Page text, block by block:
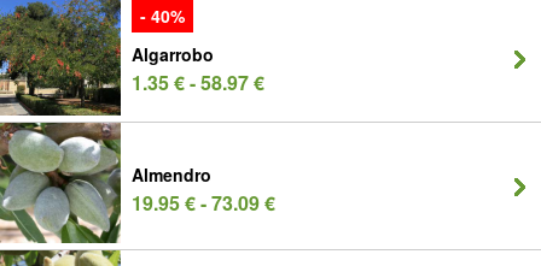
- 40%
Algarrobo
1.35 € - 58.97 €
Almendro
19.95 € - 73.09 €